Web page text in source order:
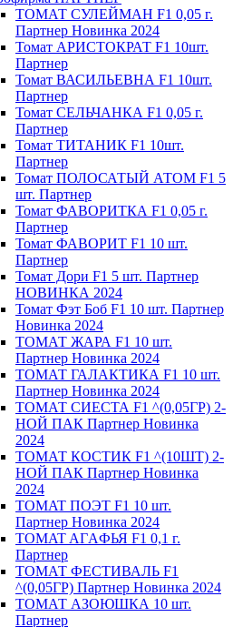
ТОМАТ СУЛЕЙМАН F1 0,05 г.
Партнер Новинка 2024
Томат АРИСТОКРАТ F1 10шт.
Партнер
Томат ВАСИЛЬЕВНА F1 10шт.
Партнер
Томат СЕЛЬЧАНКА F1 0,05 г.
Партнер
Томат ТИТАНИК F1 10шт.
Партнер
Томат ПОЛОСАТЫЙ АТОМ F1 5
шт. Партнер
Томат ФАВОРИТКА F1 0,05 г.
Партнер
Томат ФАВОРИТ F1 10 шт.
Партнер
Томат Дори F1 5 шт. Партнер
НОВИНКА 2024
Томат Фэт Боб F1 10 шт. Партнер
Новинка 2024
ТОМАТ ЖАРА F1 10 шт.
Партнер Новинка 2024
ТОМАТ ГАЛАКТИКА F1 10 шт.
Партнер Новинка 2024
ТОМАТ СИЕСТА F1 ^(0,05ГР) 2-
НОЙ ПАК Партнер Новинка
2024
ТОМАТ КОСТИК F1 ^(10ШТ) 2-
НОЙ ПАК Партнер Новинка
2024
TOMAT ПOЭT F1 10 шт.
Пapтнeр Новинка 2024
TOMAT AГAФЬЯ F1 0,1 г.
Пapтнep
ТОМАТ ФЕСТИВАЛЬ F1
^(0,05ГР) Партнер Новинка 2024
ТОМАТ АЗОЮШКА 10 шт.
Партнер